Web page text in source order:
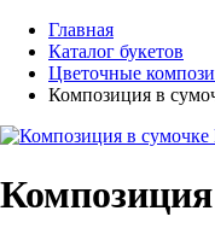
Главная
Каталог букетов
Цветочные
Композиция в